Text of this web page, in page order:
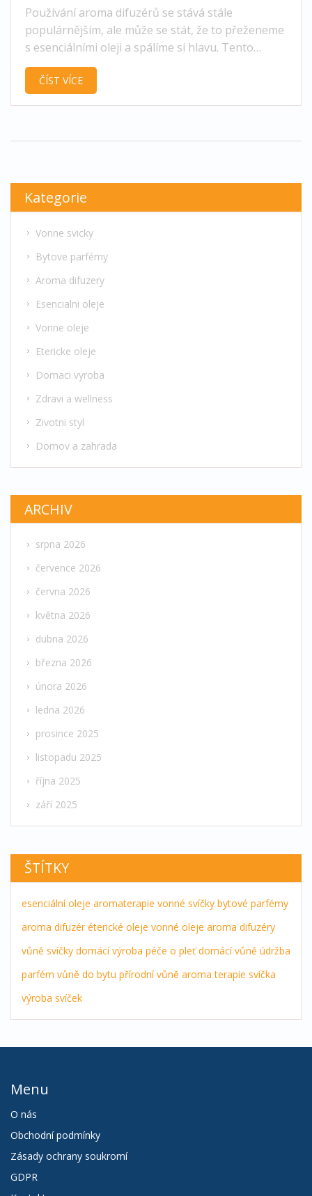
Používání aroma difuzérů se stává stále
populárnějším, ale může se stát, že to přeženeme
s esenciálními oleji a spálíme si hlavu. Tento
článek vám pomůže rozpoznat příznaky, které
naznačují spálenou hlavu, a nabídne rady pro
ČÍST VÍCE
Kategorie
Vonne svicky
Bytove parfémy
Aroma difuzery
Esencialni oleje
Vonne oleje
Etericke oleje
Domaci vyroba
Zdravi a wellness
Zivotni styl
Domov a zahrada
ARCHIV
srpna 2026
července 2026
června 2026
května 2026
dubna 2026
března 2026
února 2026
ledna 2026
prosince 2025
listopadu 2025
října 2025
září 2025
ŠTÍTKY
esenciální oleje aromaterapie vonné svíčky bytové parfémy
aroma difuzér éterické oleje vonné oleje aroma difuzéry
vůně svíčky domácí výroba péče o pleť domácí vůně údržba
parfém vůně do bytu přírodní vůně aroma terapie svíčka
výroba svíček
Menu
O nás
Obchodní podmínky
Zásady ochrany soukromí
GDPR